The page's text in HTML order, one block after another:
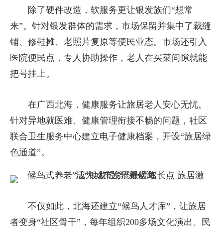
除了硬件改造，软服务更让银发族们“想常
来”。针对银发群体的需求，市场保留并集中了裁缝
铺、修鞋摊、老照片复原等便民业态。市场还引入
医院便民点，专人协助操作，老人在买菜间隙就能
把号挂上。
在广西北海，健康服务让旅居老人安心无忧。
针对异地就医难、健康管理衔接不畅的问题，社区
联合卫生服务中心建立电子健康档案，开设“旅居绿
色通道”。
不仅如此，北海还建立“候鸟人才库”，让旅居
者变身“社区骨干”，每年组织200多场文化演出、民